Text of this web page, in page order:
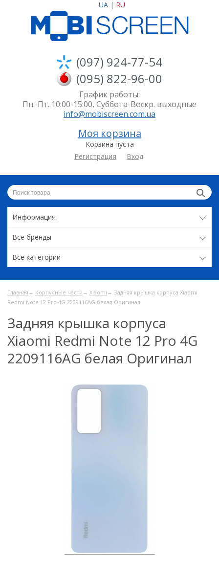
UA | RU
(097) 924-77-54
(095) 822-96-00
График работы:
Пн.-Пт. 10:00-15:00, Суббота-Воскр. выходные
info@mobiscreen.com.ua
Моя корзина
Корзина пуста
Регистрация
Вход
Информация
Все бренды
Все категории
Главная → Корпусные части → Xiaomi → Задняя крышка корпуса Xiaomi
Redmi Note 12 Pro 4G 2209116AG белая Оригинал
Задняя крышка корпуса
Xiaomi Redmi Note 12 Pro 4G
2209116AG белая Оригинал